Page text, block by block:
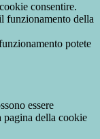
consentire.
funzionamento della
potete
essere
pagina della cookie